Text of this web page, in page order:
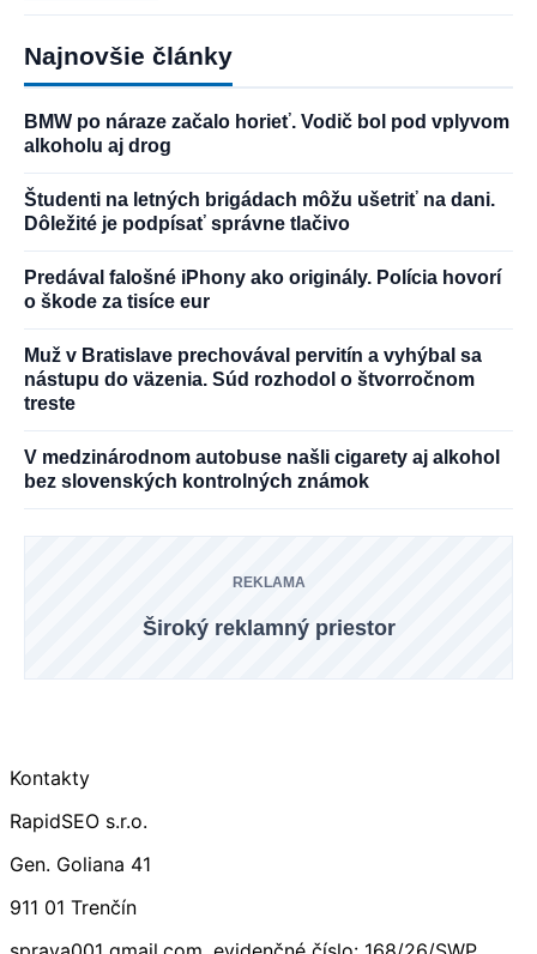
Najnovšie články
BMW po náraze začalo horieť. Vodič bol pod vplyvom
alkoholu aj drog
Študenti na letných brigádach môžu ušetriť na dani.
Dôležité je podpísať správne tlačivo
Predával falošné iPhony ako originály. Polícia hovorí
o škode za tisíce eur
Muž v Bratislave prechovával pervitín a vyhýbal sa
nástupu do väzenia. Súd rozhodol o štvorročnom
treste
V medzinárodnom autobuse našli cigarety aj alkohol
bez slovenských kontrolných známok
REKLAMA
Široký reklamný priestor
Kontakty
RapidSEO s.r.o.
Gen. Goliana 41
911 01 Trenčín